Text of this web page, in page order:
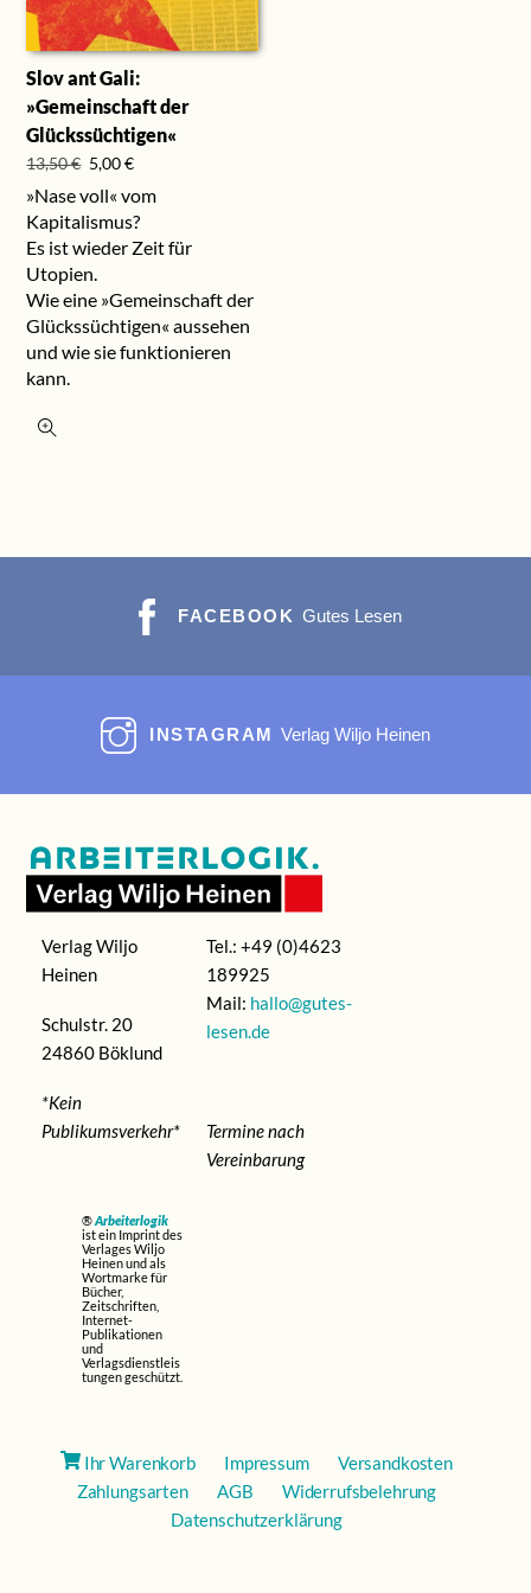
Slov ant Gali:
»Gemeinschaft der
Glückssüchtigen«
13,50€ Ursprünglicher
Preis
war:
13,50 €
5,00€Aktueller
ist:
5,00 €.
»Nase voll« vom
Kapitalismus?
Es ist wieder Zeit für
Utopien.
Wie eine »Gemeinschaft der
Glückssüchtigen« aussehen
und wie sie funktionieren
kann.
FACEBOOK Gutes Lesen
INSTAGRAM Verlag Wiljo Heinen
Verlag Wiljo
Heinen
Schulstr. 20
24860 Böklund
*Kein
Publikumsverkehr*
Tel.: +49 (0)4623
189925
Mail: hallo@gutes-
lesen.de
Termine nach
Vereinbarung
®Arbeiterlogik
ist ein Imprint des
Verlages Wiljo
Heinen und als
Wortmarke für
Bücher,
Zeitschriften,
Internet-
Publikationen
und
Verlagsdienstleis
tungen geschützt.
Ihr Warenkorb Impressum
Versandkosten
Zahlungsarten
AGB
Widerrufsbelehrung
Datenschutzerklärung